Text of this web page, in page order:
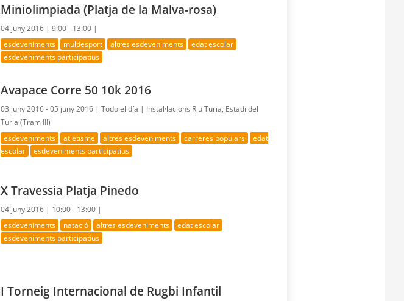
Miniolimpiada (Platja de la Malva-rosa)
04 juny 2016 |9:00 - 13:00 |
esdeveniments multiesport altres esdeveniments
edat escolar
esdeveniments participatius
Avapace Corre 50 10k 2016
03 juny 2016 - 05 juny 2016 |Todo el día | Instal·lacions Riu Turia, Estadi del
Turia (Tram III)
esdeveniments atletisme altres esdeveniments carreres populars
edat
escolar
esdeveniments participatius
X Travessia Platja Pinedo
04 juny 2016 | 10:00 - 13:00 |
esdeveniments natació altres esdeveniments
edat escolar
esdeveniments participatius
I Torneig Internacional de Rugbi Infantil